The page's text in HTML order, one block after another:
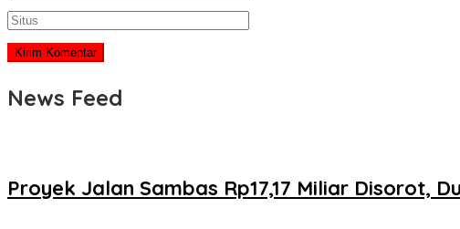
News Feed
Proyek Jalan Sambas Rp17,17 Miliar Disorot,